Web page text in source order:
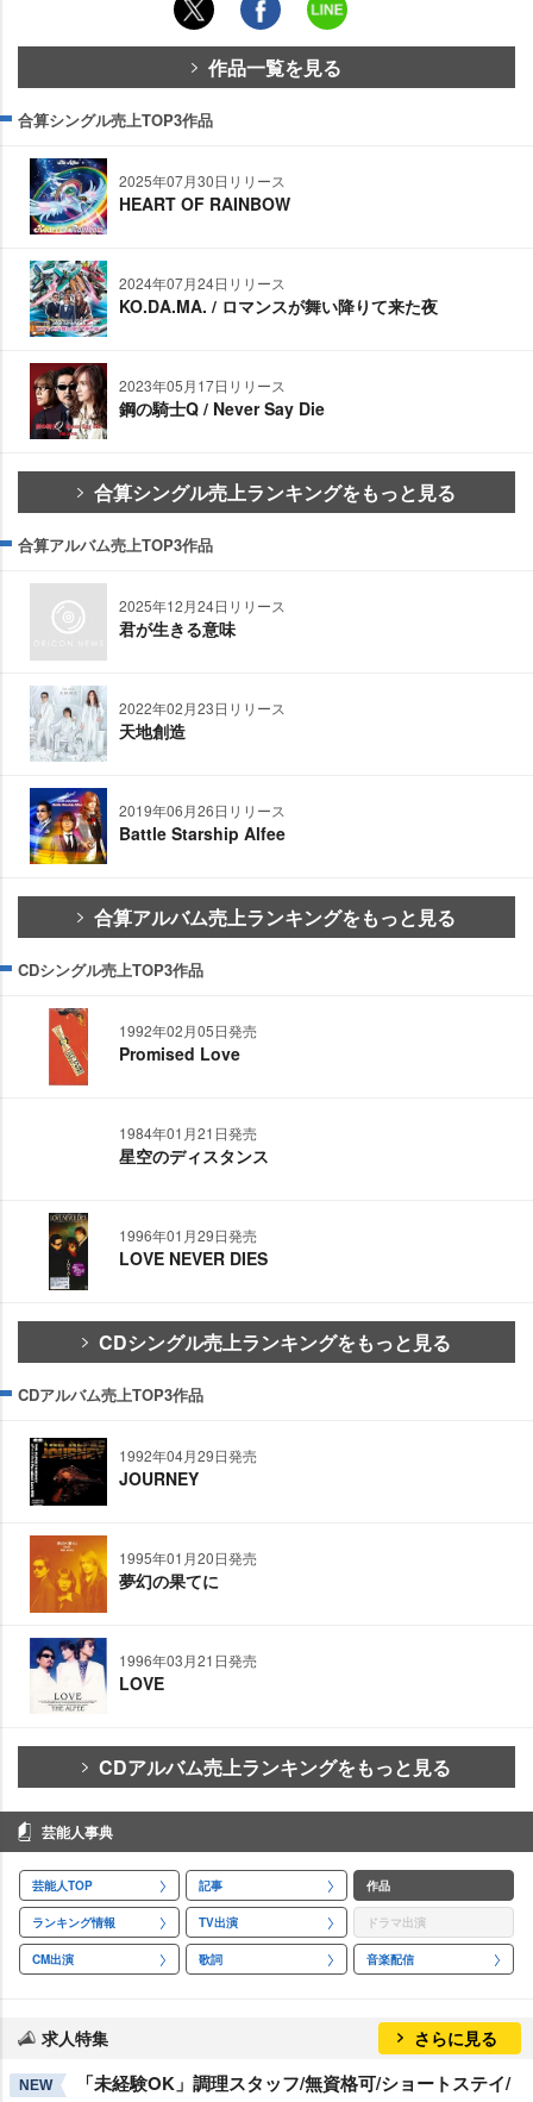
作品一覧を見る
合算シングル売上TOP3作品
2025年07月30日リリース
HEART OF RAINBOW
2024年07月24日リリース
KO.DA.MA. / ロマンスが舞い降りて来た夜
2023年05月17日リリース
鋼の騎士Q / Never Say Die
合算シングル売上ランキングをもっと見る
合算アルバム売上TOP3作品
2025年12月24日リリース
君が生きる意味
2022年02月23日リリース
天地創造
2019年06月26日リリース
Battle Starship Alfee
合算アルバム売上ランキングをもっと見る
CDシングル売上TOP3作品
1992年02月05日発売
Promised Love
1984年01月21日発売
星空のディスタンス
1996年01月29日発売
LOVE NEVER DIES
CDシングル売上ランキングをもっと見る
CDアルバム売上TOP3作品
1992年04月29日発売
JOURNEY
1995年01月20日発売
夢幻の果てに
1996年03月21日発売
LOVE
CDアルバム売上ランキングをもっと見る
芸能人事典
芸能人TOP 記事 作品
ランキング情報 TV出演 ドラマ出演
CM出演 歌詞 音楽配信
求人特集 さらに見る
NEW
「未経験OK」調理スタッフ/無資格可/ショートステイ/